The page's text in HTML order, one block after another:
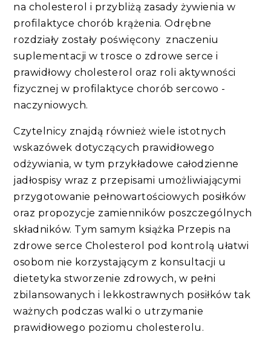
na cholesterol i przybliżą zasady żywienia w
profilaktyce chorób krążenia. Odrębne
rozdziały zostały poświęcony znaczeniu
suplementacji w trosce o zdrowe serce i
prawidłowy cholesterol oraz roli aktywności
fizycznej w profilaktyce chorób sercowo -
naczyniowych.
Czytelnicy znajdą również wiele istotnych
wskazówek dotyczących prawidłowego
odżywiania, w tym przykładowe całodzienne
jadłospisy wraz z przepisami umożliwiającymi
przygotowanie pełnowartościowych posiłków
oraz propozycje zamienników poszczególnych
składników. Tym samym książka Przepis na
zdrowe serce Cholesterol pod kontrolą ułatwi
osobom nie korzystającym z konsultacji u
dietetyka stworzenie zdrowych, w pełni
zbilansowanych i lekkostrawnych posiłków tak
ważnych podczas walki o utrzymanie
prawidłowego poziomu cholesterolu.